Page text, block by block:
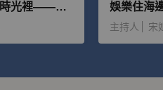
在普魯斯特的時光裡——朱嘉漢《追憶似水年華》12講
娛樂住海
主持人 宋